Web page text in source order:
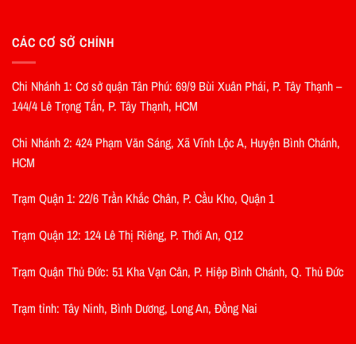
CÁC CƠ SỞ CHÍNH
Chi Nhánh 1: Cơ sở quận Tân Phú: 69/9 Bùi Xuân Phái, P. Tây Thạnh –
144/4 Lê Trọng Tấn, P. Tây Thạnh, HCM
Chi Nhánh 2: 424 Phạm Văn Sáng, Xã Vĩnh Lộc A, Huyện Bình Chánh,
HCM
Trạm Quận 1: 22/6 Trần Khắc Chân, P. Cầu Kho, Quận 1
Trạm Quận 12: 124 Lê Thị Riêng, P. Thới An, Q12
Trạm Quận Thủ Đức: 51 Kha Vạn Cân, P. Hiệp Bình Chánh, Q. Thủ Đức
Trạm tỉnh: Tây Ninh, Bình Dương, Long An, Đồng Nai